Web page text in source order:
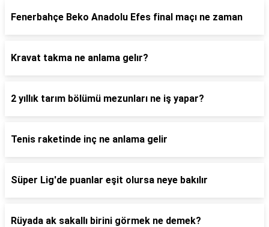
Fenerbahçe Beko Anadolu Efes final maçı ne zaman
Kravat takma ne anlama gelır?
2 yıllık tarım bölümü mezunları ne iş yapar?
Tenis raketinde inç ne anlama gelir
Süper Lig'de puanlar eşit olursa neye bakılır
Rüyada ak sakallı birini görmek ne demek?